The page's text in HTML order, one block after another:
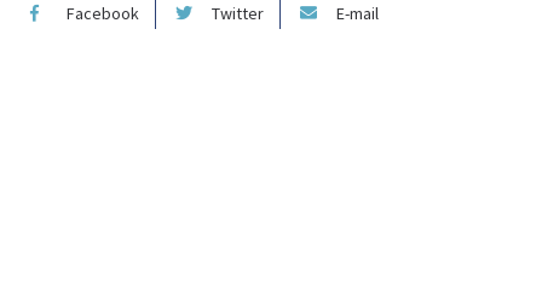
Facebook Twitter E-mail